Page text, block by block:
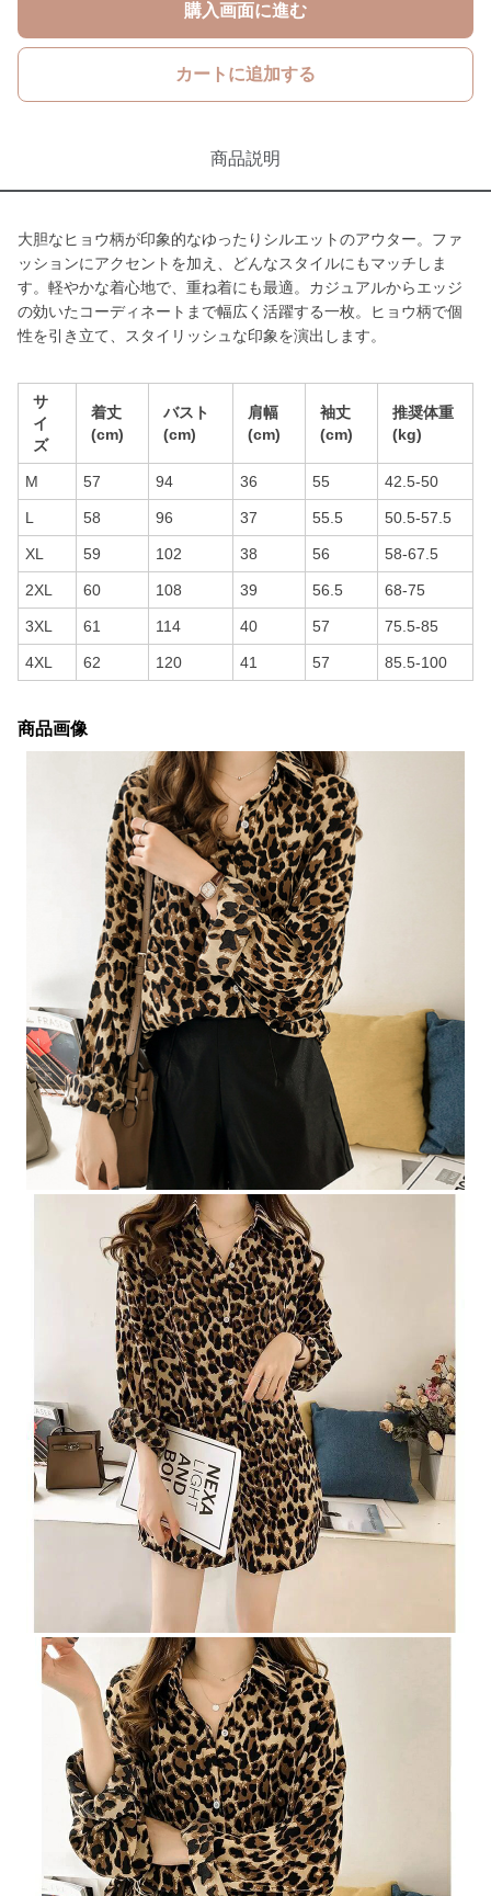
購入画面に進む
カートに追加する
商品説明
大胆なヒョウ柄が印象的なゆったりシルエットのアウター。ファ
ッションにアクセントを加え、どんなスタイルにもマッチしま
す。軽やかな着心地で、重ね着にも最適。カジュアルからエッジ
の効いたコーディネートまで幅広く活躍する一枚。ヒョウ柄で個
性を引き立て、スタイリッシュな印象を演出します。
サ
イ
ズ
着丈
(cm)
バスト
(cm)
肩幅
(cm)
袖丈
(cm)
推奨体重
(kg)
M 57 94 36 55 42.5-50
L 58 96 37 55.5 50.5-57.5
XL 59 102 38 56 58-67.5
2XL 60 108 39 56.5 68-75
3XL 61 114 40 57 75.5-85
4XL 62 120 41 57 85.5-100
商品画像